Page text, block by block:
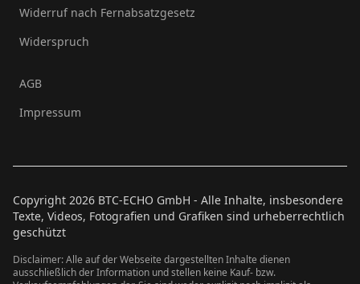
Widerruf nach Fernabsatzgesetz
Widerspruch
AGB
Impressum
Copyright 2026 BTC-ECHO GmbH - Alle Inhalte, insbesondere
Texte, Videos, Fotografien und Grafiken sind urheberrechtlich
geschützt
Disclaimer: Alle auf der Webseite dargestellten Inhalte dienen
ausschließlich der Information und stellen keine Kauf- bzw.